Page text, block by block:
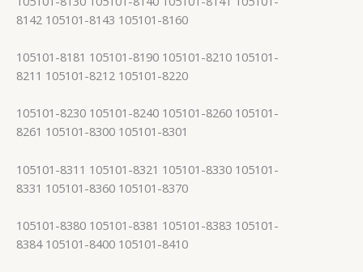
8142 105101-8143 105101-8160
105101-8181 105101-8190 105101-8210 105101-
8211 105101-8212 105101-8220
105101-8230 105101-8240 105101-8260 105101-
8261 105101-8300 105101-8301
105101-8311 105101-8321 105101-8330 105101-
8331 105101-8360 105101-8370
105101-8380 105101-8381 105101-8383 105101-
8384 105101-8400 105101-8410